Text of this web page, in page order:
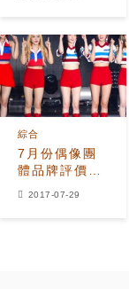
EXID高人氣
7月份偶像團
體品牌評價出
綜合
2017-07-29